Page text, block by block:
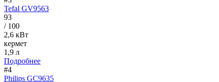
Tefal GV9563
93
/ 100
2,6 кВт
кермет
1,9 л
Подробнее
#4
Philips GC9635